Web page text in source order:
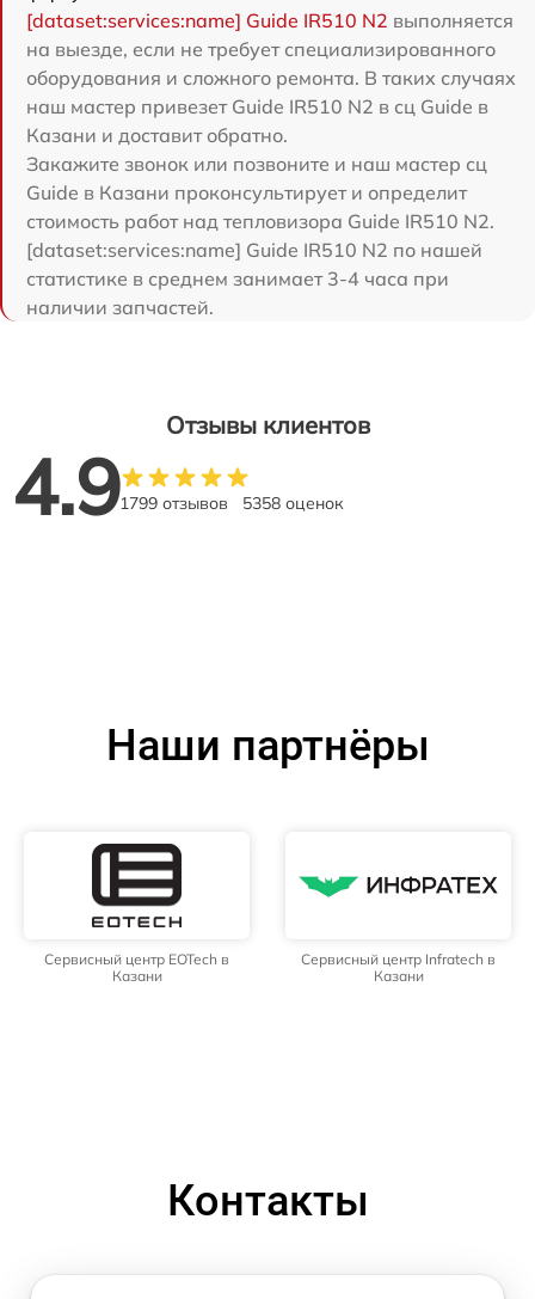
[dataset:services:name] Guide IR510 N2 выполняется
на выезде, если не требует специализированного
оборудования и сложного ремонта. В таких случаях
наш мастер привезет Guide IR510 N2 в сц Guide в
Казани и доставит обратно.
Закажите звонок или позвоните и наш мастер сц
Guide в Казани проконсультирует и определит
стоимость работ над тепловизора Guide IR510 N2.
[dataset:services:name] Guide IR510 N2 по нашей
статистике в среднем занимает 3-4 часа при
наличии запчастей.
Отзывы клиентов
4.91799 отзывов 5358 оценок
Наши партнёры
Сервисный центр EOTech в
Казани
Сервисный центр Infratech в
Казани
Контакты